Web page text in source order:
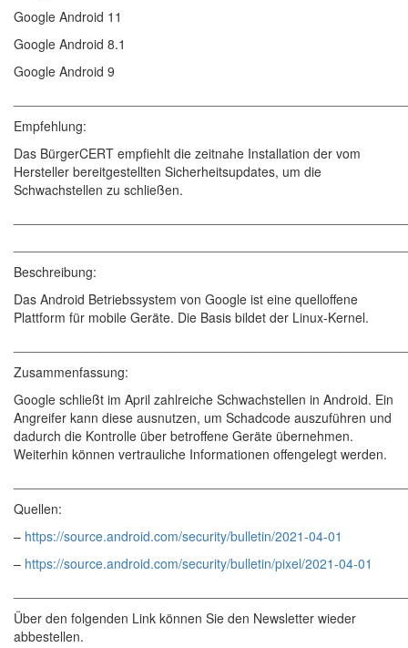
Google Android 11
Google Android 8.1
Google Android 9
Empfehlung:
Das BürgerCERT empfiehlt die zeitnahe Installation der vom
Hersteller bereitgestellten Sicherheitsupdates, um die
Schwachstellen zu schließen.
Beschreibung:
Das Android Betriebssystem von Google ist eine quelloffene
Plattform für mobile Geräte. Die Basis bildet der Linux-Kernel.
Zusammenfassung:
Google schließt im April zahlreiche Schwachstellen in Android. Ein
Angreifer kann diese ausnutzen, um Schadcode auszuführen und
dadurch die Kontrolle über betroffene Geräte übernehmen.
Weiterhin können vertrauliche Informationen offengelegt werden.
Quellen:
– https://source.android.com/security/bulletin/2021-04-01
– https://source.android.com/security/bulletin/pixel/2021-04-01
Über den folgenden Link können Sie den Newsletter wieder
abbestellen.